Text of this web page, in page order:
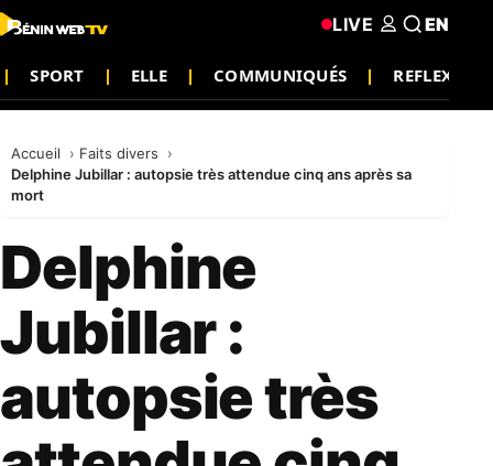
SPORT ELLE COMMUNIQUÉS REFLEXION
LIVE EN
Accueil
Faits divers
Delphine Jubillar : autopsie très attendue cinq ans après sa
mort
Delphine
Jubillar :
autopsie très